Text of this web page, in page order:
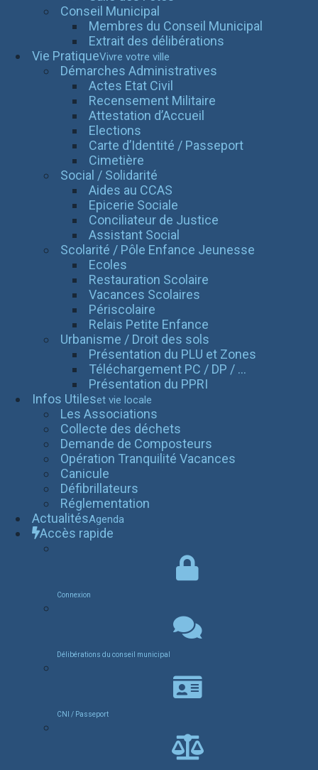
Conseil Municipal
Membres du Conseil Municipal
Extrait des délibérations
Vie PratiqueVivre votre ville
Démarches Administratives
Actes Etat Civil
Recensement Militaire
Attestation d’Accueil
Elections
Carte d’Identité / Passeport
Cimetière
Social / Solidarité
Aides au CCAS
Epicerie Sociale
Conciliateur de Justice
Assistant Social
Scolarité / Pôle Enfance Jeunesse
Ecoles
Restauration Scolaire
Vacances Scolaires
Périscolaire
Relais Petite Enfance
Urbanisme / Droit des sols
Présentation du PLU et Zones
Téléchargement PC / DP / ...
Présentation du PPRI
Infos Utileset vie locale
Les Associations
Collecte des déchets
Demande de Composteurs
Opération Tranquilité Vacances
Canicule
Défibrillateurs
Réglementation
ActualitésAgenda
Accès rapide
Connexion
Délibérations du conseil municipal
CNI / Passeport